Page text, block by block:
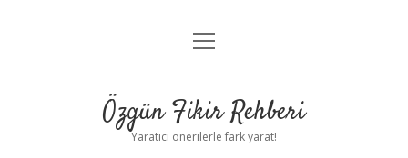
Gizlilik Politikası
Yasal Uyarı
menüyü
Özgün Fikir Rehberi
Yaratıcı önerilerle fark yarat!